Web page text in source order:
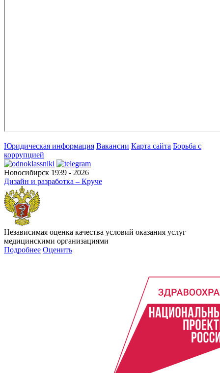
Юридическая информация Вакансии Карта сайта Борьба с
коррупцией
Новосибирск 1939 - 2026
Дизайн и разработка – Круче
Независимая оценка качества условий оказания услуг
медицинскими организациями
Подробнее Оценить